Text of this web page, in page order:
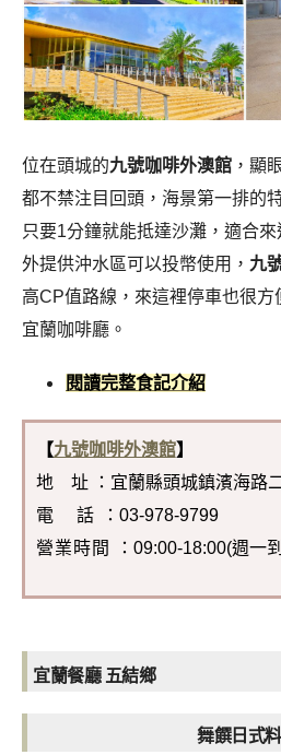
位在頭城的九號咖啡外澳館 ，顯
都不禁注目回頭，海景第一排的
只要1分鐘就能抵達沙灘，適合
外提供沖水區可以投幣使用， 九
高CP值路線，來這裡停車也很
宜蘭咖啡廳。
閱讀完整食記介紹
【九號咖啡外澳館】
地 址 ：宜蘭縣頭城鎮濱海路
電 話
：03-978-9799
營業時間
：09:00-18:00(週一
宜蘭餐廳 五結鄉
舞饌日式